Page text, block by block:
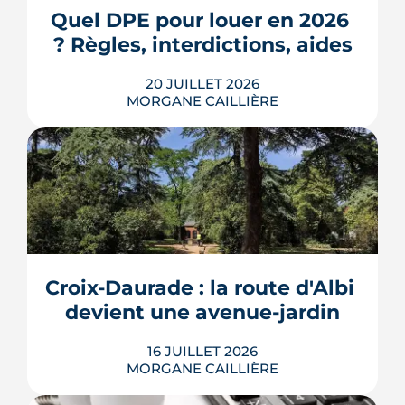
3e ville de Haute-Garonne.
LIRE L'ARTICLE
Quel DPE pour louer en 2026
? Règles, interdictions, aides
20 JUILLET 2026
MORGANE CAILLIÈRE
En 2026, un logement doit être classé
au moins F au DPE pour être loué en
métropole, et la barre montera à E en
2028. Le nouveau mode de calcul
reclasse des centaines de milliers de
au Sénat pourrait assouplir les règles.
Calendrier, sanctions, obliga...
Croix-Daurade : la route d'Albi
devient une avenue-jardin
16 JUILLET 2026
MORGANE CAILLIÈRE